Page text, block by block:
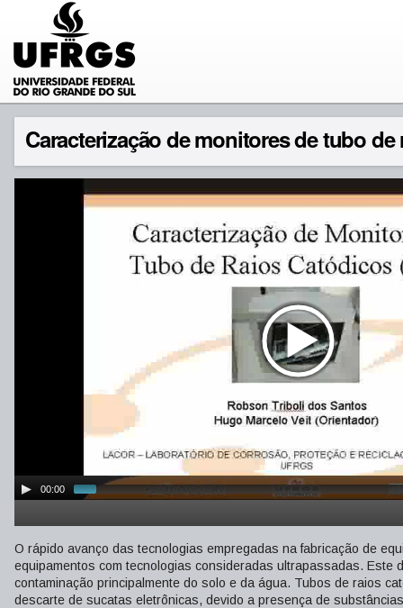
Caracterização de monitores de tubo
00:00
O rápido avanço das tecnologias empregadas na fabricação de
equipamentos com tecnologias consideradas ultrapassadas.
contaminação principalmente do solo e da água. Tubos de raios
descarte de sucatas eletrônicas, devido a presença de